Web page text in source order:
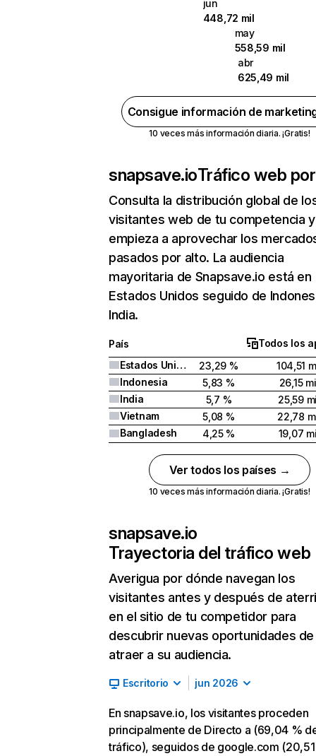
jun
448,72 mil
may
558,59 mil
abr
625,49 mil
Consigue información de
10 veces más información diaria. ¡Gratis!
snapsave.ioTráfico web
Consulta la distribución global de
visitantes web de tu competencia y
empieza a aprovechar los
pasados por alto. La audiencia
mayoritaria de Snapsave.io está en
Estados Unidos seguido de
India.
País
Todos los
Estados Unidos
23,29 %
104,51
Indonesia
5,83 %
26,15
India
5,7 %
25,59
Vietnam
5,08 %
22,78
Bangladesh
4,25 % 19,07
Ver todos los países →
10 veces más información diaria. ¡Gratis!
snapsave.io
Trayectoria del tráfico web
Averigua por dónde navegan los
visitantes antes y después de
en el sitio de tu competidor para
descubrir nuevas oportunidades de
atraer a su audiencia.
Escritorio jun 2026
En snapsave.io, los visitantes proceden
principalmente de Directo a (69,04 %
tráfico), seguidos de google.com (20,51